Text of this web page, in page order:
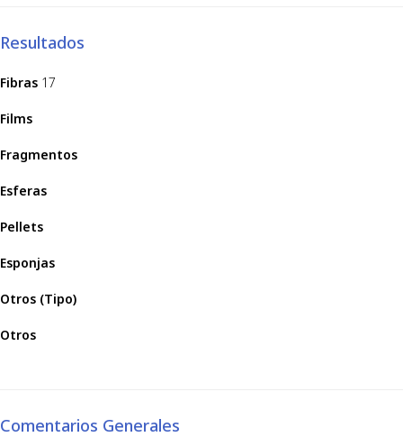
Resultados
Fibras 17
Films
Fragmentos
Esferas
Pellets
Esponjas
Otros (Tipo)
Otros
Comentarios Generales